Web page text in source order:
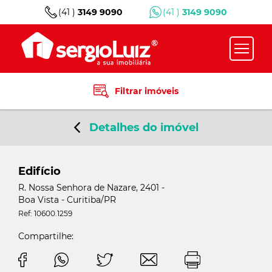
(41 )3149 9090 (41 ) 3149 9090
Filtrar imóveis
Detalhes do imóvel
Edifício
R. Nossa Senhora de Nazare, 2401 -
Boa Vista - Curitiba/PR
Ref: 10600.1259
Compartilhe: